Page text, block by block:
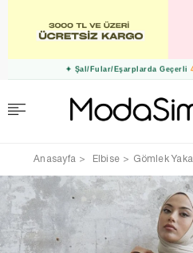
✦ Şal/Fular/Eşarplarda Geçerli
Anasayfa Elbise Gömlek